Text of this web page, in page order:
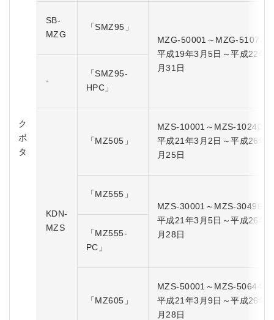
ク
ボ
タ
SB-
MZG
「SMZ95」
MZG-50001～MZG-51073
平成19年3月5日～平成22年5
月31日
-
「SMZ95-
HPC」
KDN-
MZS
「MZ505」
MZS-10001～MZS-10240
平成21年3月2日～平成26年
月25日
「MZ555」
MZS-30001～MZS-30499
平成21年3月5日～平成26年
月28日
「MZ555-
PC」
「MZ605」
MZS-50001～MZS-50644
平成21年3月9日～平成26年
月28日